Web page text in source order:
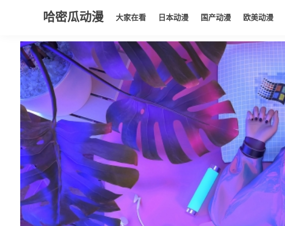
哈密瓜动漫 大家在看 日本动漫 国产动漫 欧美动漫
大家在看 日本动漫 国产动漫 欧美动漫 动漫电影 动态漫画